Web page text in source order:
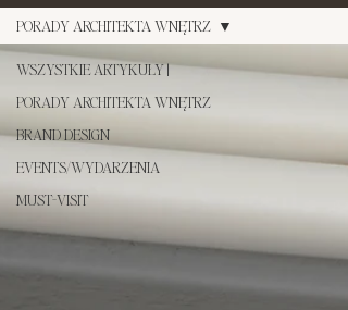
WSZYSTKIE ARTYKUŁY |
PORADY ARCHITEKTA WNĘTRZ
BRAND DESIGN
EVENTS/WYDARZENIA
MUST-VISIT
PORADY ARCHITEKTA WNĘTRZ